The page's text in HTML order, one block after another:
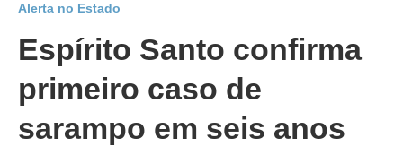
Alerta no Estado
Espírito Santo confirma
primeiro caso de
sarampo em seis anos